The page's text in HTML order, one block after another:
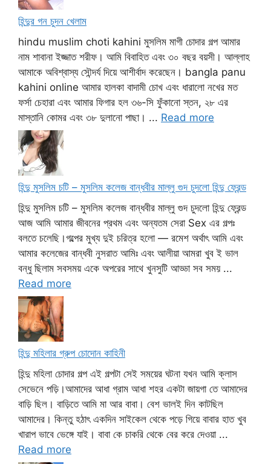
হিন্দুর গন চুদন খেলাম
hindu muslim choti kahini মুসলিম মাগী চোদার গল্প আমার
নাম শাবানা ইজ্জাত শরীফ। আমি বিবাহিত এবং ৩০ বছর বয়সী। আল্লাহ
আমাকে অবিশ্বাস্য সৌন্দর্য দিয়ে আশীর্বাদ করেছেন। bangla panu
kahini online আমার হালকা বাদামী চোখ এবং ধারালো নখের মত
ফর্সা চেহারা এবং আমার ফিগার হল ৩৬-সি ফুঁকানো স্তন, ২৮ এর
মাস্তানি কোমর এবং ৩৮ দুলানো পাছা। ... Read more
হিন্দু মুসলিম চটি – মুসলিম কলেজ বান্ধবীর মাল্লু গুদ চুদলো হিন্দু ফ্রেন্ড
হিন্দু মুসলিম চটি – মুসলিম কলেজ বান্ধবীর মাল্লু গুদ চুদলো হিন্দু ফ্রেন্ড
আজ আমি আমার জীবনের প্রথম এবং অন্যতম সেরা Sex এর গল্পঃ
বলতে চলেছি।গল্পের মুখ্য দুই চরিত্র হলো — রমেশ অর্থাৎ আমি এবং
আমার কলেজের বান্ধবী নুসরাত আমিঃ এবং আলীয়া আমরা খুব ই ভাল
বন্ধু ছিলাম সবসময় একে অপরের সাথে খুনসুটি আড্ডা সব সময় ...
Read more
হিন্দু মহিলার গ্রুপ চোদোন কাহিনী
হিন্দু মহিলা চোদার গল্প এই গল্পটা সেই সময়ের ঘটনা যখন আমি ক্লাস
সেভেনে পড়ি।আমাদের আধা গ্রাম আধা শহর একটা জায়গা তে আমাদের
বাড়ি ছিল। বাড়িতে আমি মা আর বাবা। বেশ ভালই দিন কাটছিল
আমাদের। কিন্তু হঠাৎ একদিন সাইকেল থেকে পড়ে গিয়ে বাবার হাত খুব
খারাপ ভাবে ভেঙ্গে যাই। বাবা কে চাকরি থেকে বের করে দেওয়া ...
Read more